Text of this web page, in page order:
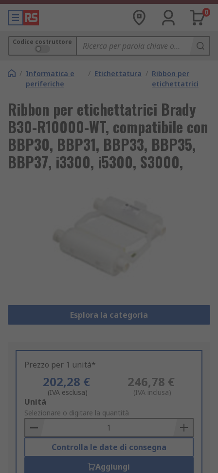
0
Codice costruttore
/ Informatica e
periferiche
/ Etichettatura / Ribbon per
etichettatrici
Ribbon per etichettatrici Brady
B30-R10000-WT, compatibile con
BBP30, BBP31, BBP33, BBP35,
BBP37, i3300, i5300, S3000,
Esplora la categoria
Prezzo per 1 unità*
202,28 €
(IVA esclusa)
246,78 €
(IVA inclusa)
Add
to
Basket
Unità
Selezionare o digitare la quantità
Controlla le date di consegna
Aggiungi